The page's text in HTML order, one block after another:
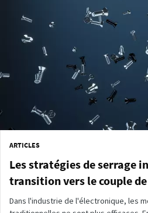
ARTICLES
Les stratégies de serrage
transition vers le couple
Dans l'industrie de l'électronique, les